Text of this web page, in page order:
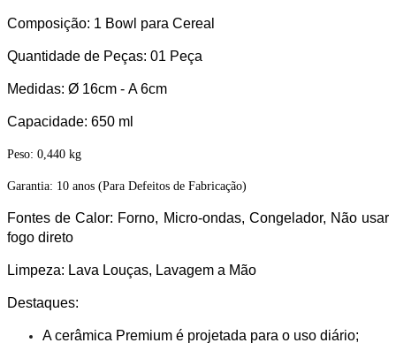
Composição: 1 Bowl para Cereal
Quantidade de Peças: 01 Peça
Medidas: Ø 16cm - A 6cm
Capacidade: 650 ml
Peso: 0,440 kg
Garantia: 10 anos (Para Defeitos de Fabricação)
Fontes de Calor: Forno, Micro-ondas, Congelador, Não usar
fogo direto
Limpeza: Lava Louças, Lavagem a Mão
Destaques:
A cerâmica Premium é projetada para o uso diário;